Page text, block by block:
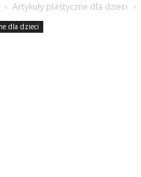
Artykuły plastyczne dla dzieci
dla dzieci